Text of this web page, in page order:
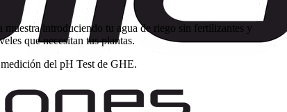
introduciendo tu agua de riego sin fertilizantes y
que necesitan tus plantas.
medición del pH Test de GHE.